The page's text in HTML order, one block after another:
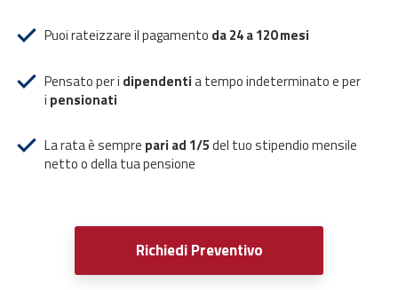
Puoi rateizzare il pagamento da 24 a 120 mesi
Pensato per i dipendentia tempo indeterminato e per
i pensionati
La rata è sempre pari ad 1/5del tuo stipendio mensile
netto o della tua pensione
Richiedi Preventivo